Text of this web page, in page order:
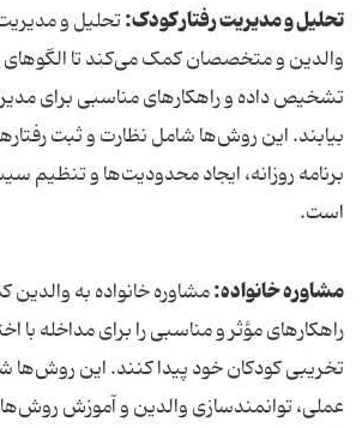
تحلیل و مدیریت رفتار کودک:تحلیل و
والدین و متخصصان کمک می‌کند تا الگوهای
تشخیص داده و راهکارهای مناسبی برای
بیابند. این روش‌ها شامل نظارت و ثبت
برنامه روزانه، ایجاد محدودیت‌ها و تنظیم
است.
مشاوره خانواده:مشاوره خانواده به
راهکارهای مؤثر و مناسبی را برای مداخله با
تخریبی کودکان خود پیدا کنند. این روش‌ها
عملی، توانمندسازی والدین و آموزش